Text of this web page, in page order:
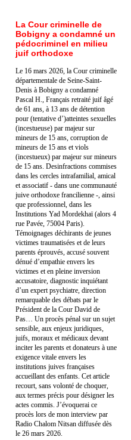
La Cour criminelle de
Bobigny a condamné un
pédocriminel en milieu
juif orthodoxe
Le 16 mars 2026, la Cour criminelle
départementale de Seine-Saint-
Denis à Bobigny a condamné
Pascal H., Français retraité juif âgé
de 61 ans, à 13 ans de détention
pour (tentative d’)atteintes sexuelles
(incestueuse) par majeur sur
mineurs de 15 ans, corruption de
mineurs de 15 ans et viols
(incestueux) par majeur sur mineurs
de 15 ans. Desinfractions commises
dans les cercles intrafamilial, amical
et associatif - dans une communauté
juive orthodoxe francilienne -, ainsi
que professionnel, dans les
Institutions Yad Mordekhaï (alors 4
rue Pavée, 75004 Paris).
Témoignages déchirants de jeunes
victimes traumatisées et de leurs
parents éprouvés, accusé souvent
dénué d’empathie envers les
victimes et en pleine inversion
accusatoire, diagnostic inquiétant
d’un expert psychiatre, direction
remarquable des débats par le
Président de la Cour David de
Pas… Un procès pénal sur un sujet
sensible, aux enjeux juridiques,
juifs, moraux et médicaux devant
inciter les parents et donateurs à une
exigence vitale envers les
institutions juives françaises
accueillant des enfants. Cet article
recourt, sans volonté de choquer,
aux termes précis pour désigner les
actes commis. J’évoquerai ce
procès lors de mon interview par
Radio Chalom Nitsan diffusée dès
le 26 mars 2026.